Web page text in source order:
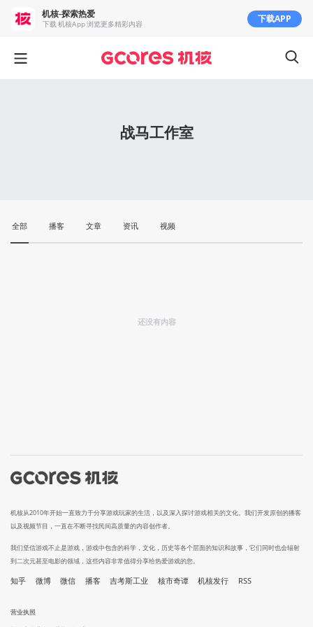
战马工作室
全部 播客 文章 资讯 视频
还没有内容
机核从2010年开始一直致力于分享游戏玩家的生活，以及深入探讨游戏相关的文化。我们开发原创的播客
以及视频节目，一直在不断寻找民间高质量的内容创作者。
我们坚信游戏不止是游戏，游戏中包含的科学，文化，历史等各个层面的知识和故事，它们同时也会辐射
到二次元甚至电影的领域，这些内容非常值得分享给热爱游戏的您。
知乎 微博 微信 播客 吉考斯工业 核市奇谭 机核发行 RSS
营业执照
机核-探索热爱
下载 机核App 浏览更多精彩内容 下载APP